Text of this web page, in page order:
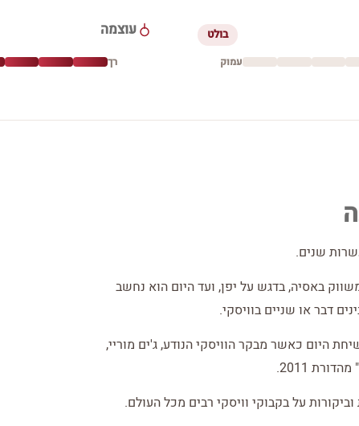
בולט
עמוק
עוצמה
רך
באסיה, בדגש על יפן, ועד היום הוא נחשב
דבר או שניים בוויסקי.
והיה שיחת היום כאשר מבקר הוויסקי הנודע, ג'ים מוריי,
2011.
על בקבוקי וויסקי רבים מכל העולם.